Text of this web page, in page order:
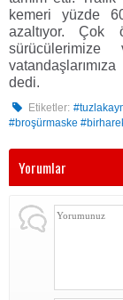
kemeri yüzde
azaltıyor.
dedi.
Etiketler:
#broşürmaske
Yorumlar